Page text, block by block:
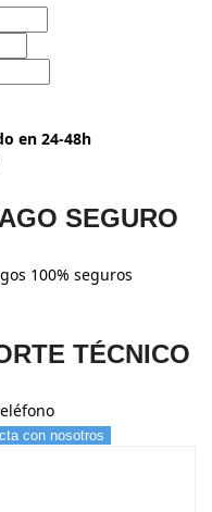
en 24-48h
SEGURO
100% seguros
TÉCNICO
con nosotros